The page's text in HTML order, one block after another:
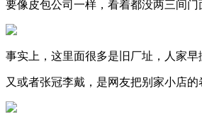
要像皮包公司一样，看着都没两三间门
事实上，这里面很多是旧厂址，人家早
又或者张冠李戴，是网友把别家小店的